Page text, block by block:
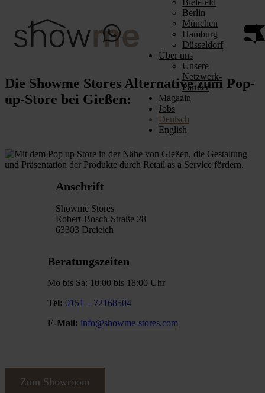
Bielefeld
Berlin
München
Hamburg
Düsseldorf
Über uns
Unsere
Netzwerk-
Partner
Magazin
Jobs
Deutsch
English
Die Showme Stores Alternative zum Pop-
up-Store bei Gießen:
Anschrift
Showme Stores
Robert-Bosch-Straße 28
63303 Dreieich
Beratungszeiten
Mo bis Sa: 10:00 bis 18:00 Uhr
Tel: 0151 – 72168504
E-Mail: info@showme-stores.com
Zum Showroom